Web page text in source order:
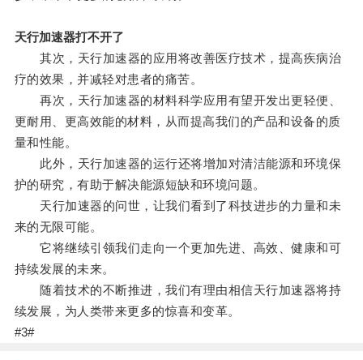
天行加速器打不开了
其次，天行加速器的应用将改善医疗技术，提高疾病治
疗的效果，并减轻对患者的痛苦。
再次，天行加速器的材料科学应用有望开发出更轻便、
更耐用、更高效能的材料，从而提高我们的产品和设备的质
量和性能。
此外，天行加速器的运行还将增加对清洁能源和环境保
护的研究，有助于解决能源短缺和环境问题。
天行加速器的问世，让我们看到了科技进步的力量和未
来的无限可能。
它将继续引领我们走向一个更加先进、高效、健康和可
持续发展的未来。
随着技术的不断推进，我们有理由相信天行加速器将持
续发展，为人类带来更多的惊喜和变革。
#3#